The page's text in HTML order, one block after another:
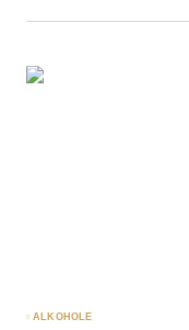
ALKOHOLE